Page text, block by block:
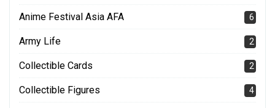
Anime Festival Asia AFA 6
Army Life 2
Collectible Cards 2
Collectible Figures 4